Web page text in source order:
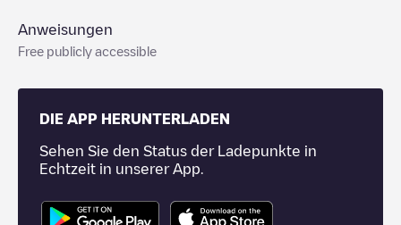
Anweisungen
Free publicly accessible
DIE APP HERUNTERLADEN
Sehen Sie den Status der Ladepunkte in
Echtzeit in unserer App.